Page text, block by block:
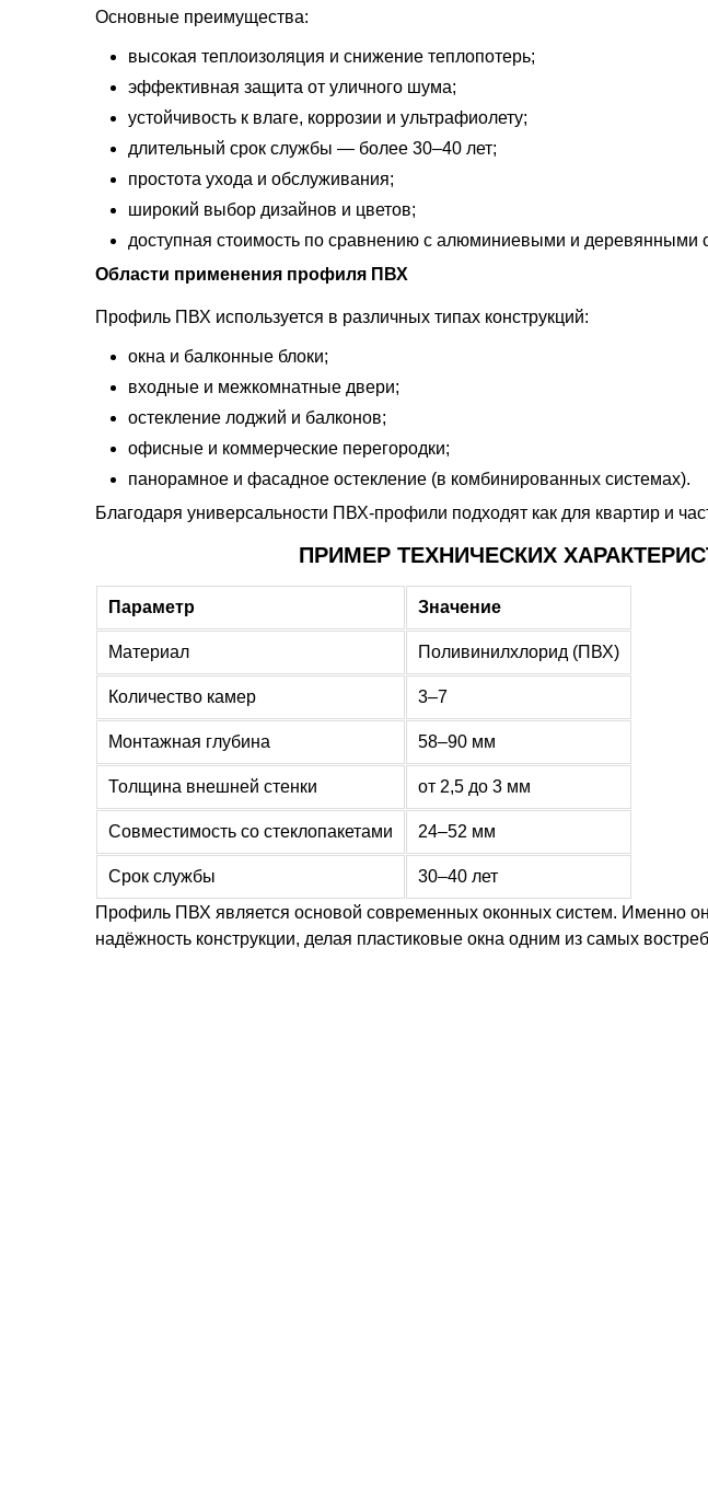
Основные преимущества:
высокая теплоизоляция и снижение теплопотерь;
эффективная защита от уличного шума;
устойчивость к влаге, коррозии и ультрафиолету;
длительный срок службы — более 30–40 лет;
простота ухода и обслуживания;
широкий выбор дизайнов и цветов;
доступная стоимость по сравнению с алюминиевыми и деревянными
Области применения профиля ПВХ
Профиль ПВХ используется в различных типах конструкций:
окна и балконные блоки;
входные и межкомнатные двери;
остекление лоджий и балконов;
офисные и коммерческие перегородки;
панорамное и фасадное остекление (в комбинированных системах).
Благодаря универсальности ПВХ-профили подходят как для квартир и
ПРИМЕР ТЕХНИЧЕСКИХ
Параметр Значение
Материал Поливинилхлорид (ПВХ)
Количество камер 3–7
Монтажная глубина 58–90 мм
Толщина внешней стенки от 2,5 до 3 мм
Совместимость со стеклопакетами 24–52 мм
Срок службы
30–40 лет
Профиль ПВХ является основой современных оконных систем. Именно
надёжность конструкции, делая пластиковые окна одним из самых